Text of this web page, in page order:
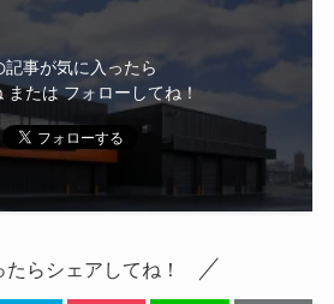
記事が気に入ったら
または フォローしてね！
たらシェアしてね！